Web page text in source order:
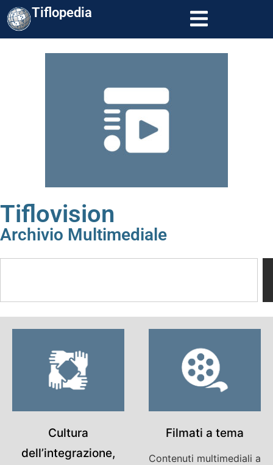
Tiflopedia
Tiflovision
Archivio Multimediale
Cultura
dell’integrazione,
Filmati a tema
Contenuti multimediali a